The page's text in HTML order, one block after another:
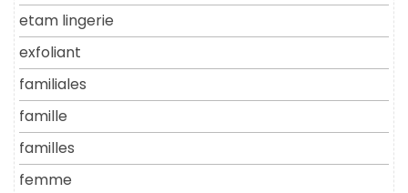
etam lingerie
exfoliant
familiales
famille
familles
femme